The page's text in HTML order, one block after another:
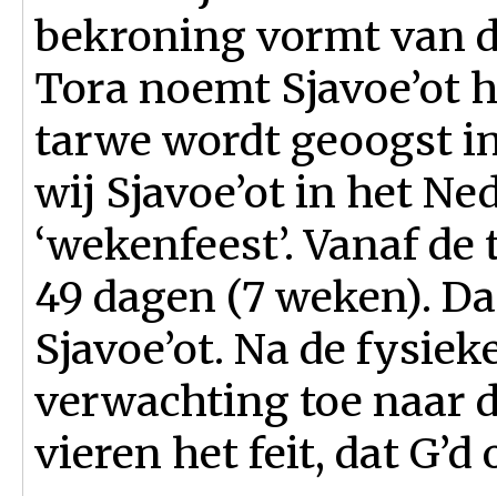
bekroning vormt van
Tora noemt Sjavoe’ot
tarwe wordt geoogst
wij Sjavoe’ot in het
‘wekenfeest’. Vanaf
49 dagen (7 weken).
Sjavoe’ot. Na de
verwachting toe naar
vieren het feit, dat G’d